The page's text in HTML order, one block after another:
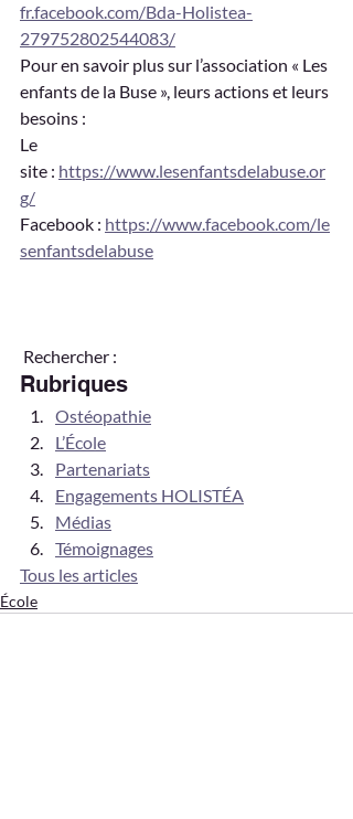
fr.facebook.com/Bda-Holistea-
279752802544083/
Pour en savoir plus sur l’association « Les
enfants de la Buse », leurs actions et leurs
besoins :
Le
site : https://www.lesenfantsdelabuse.or
g/
Facebook : https://www.facebook.com/le
senfantsdelabuse
Rechercher :
Rubriques
Ostéopathie
L’École
Partenariats
Engagements HOLISTÉA
Médias
Témoignages
Tous les articles
École